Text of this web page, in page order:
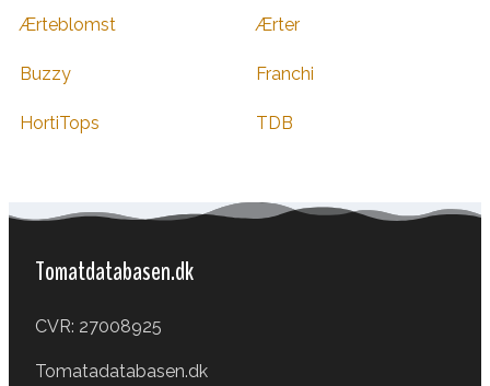
Ærteblomst Ærter
Buzzy Franchi
HortiTops TDB
Tomatdatabasen.dk
CVR: 27008925
Tomatadatabasen.dk